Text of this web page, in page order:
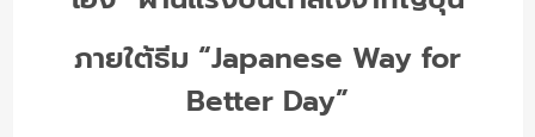
ภายใต้ธีม “Japanese Way for
Better Day”